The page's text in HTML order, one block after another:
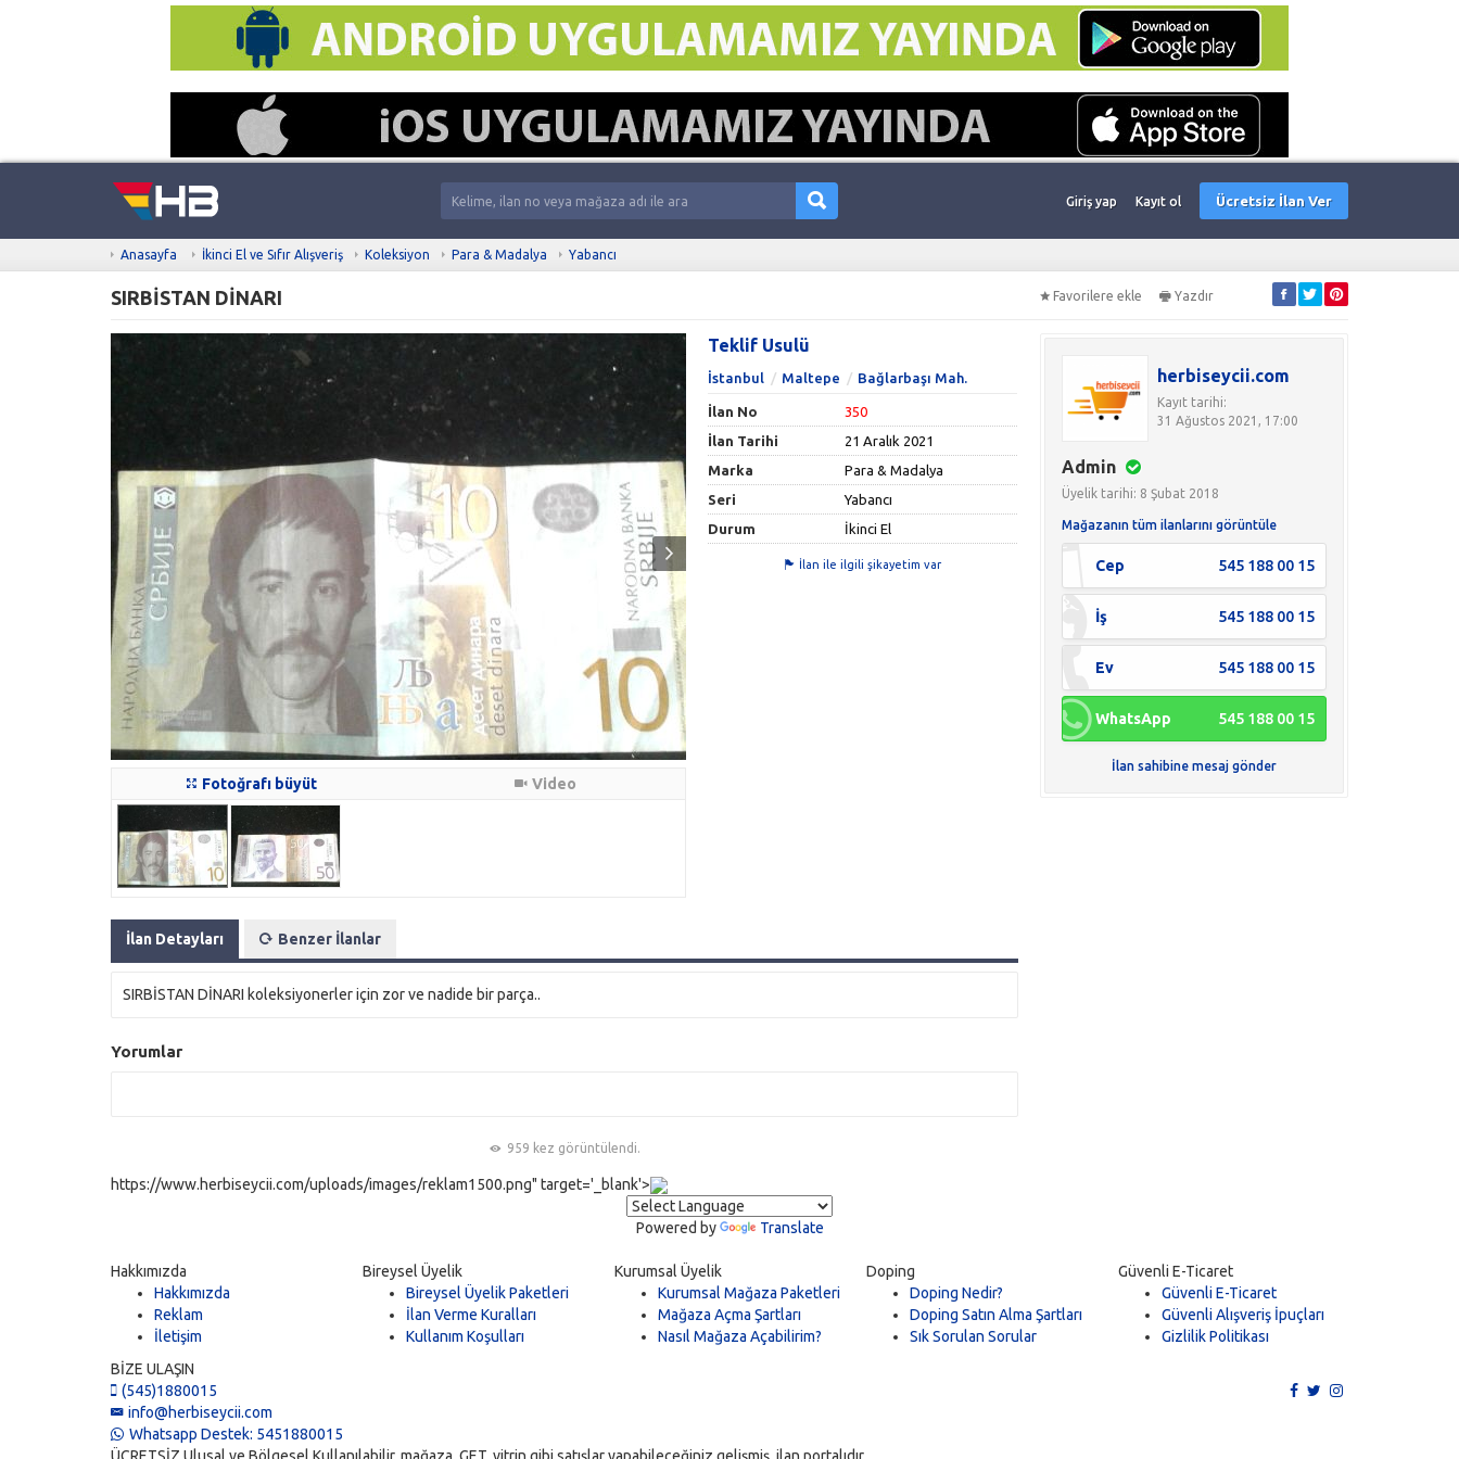
Giriş yap Kayıt ol Ücretsiz İlan Ver
Anasayfa İkinci El ve Sıfır Alışveriş Koleksiyon Para & Madalya Yabancı
SIRBİSTAN DİNARI Favorilere ekle Yazdır
Fotoğrafı büyüt Video
Teklif Usulü
İstanbul Maltepe Bağlarbaşı Mah.
İlan No
350
İlan Tarihi
21 Aralık 2021
Marka
Para & Madalya
Seri
Yabancı
Durum
İkinci El
İlan ile ilgili şikayetim var
İlan Detayları Benzer İlanlar
SIRBİSTAN DİNARI koleksiyonerler için zor ve nadide bir parça..
Yorumlar
959 kez görüntülendi.
herbiseycii.com
Kayıt tarihi:
31 Ağustos 2021, 17:00
Admin
Üyelik tarihi: 8 Şubat 2018
Mağazanın tüm ilanlarını görüntüle
Cep 545 188 00 15
İş 545 188 00 15
Ev 545 188 00 15
WhatsApp 545 188 00 15
İlan sahibine mesaj gönder
https://www.herbiseycii.com/uploads/images/reklam1500.png" target='_blank'>
Powered by Translate
Hakkımızda
Hakkımızda
Reklam
İletişim
Bireysel Üyelik
Bireysel Üyelik Paketleri
İlan Verme Kuralları
Kullanım Koşulları
Kurumsal Üyelik
Kurumsal Mağaza Paketleri
Mağaza Açma Şartları
Nasıl Mağaza Açabilirim?
Doping
Doping Nedir?
Doping Satın Alma Şartları
Sık Sorulan Sorular
Güvenli E-Ticaret
Güvenli E-Ticaret
Güvenli Alışveriş İpuçları
Gizlilik Politikası
BİZE ULAŞIN
(545)1880015
info@herbiseycii.com
Whatsapp Destek: 5451880015